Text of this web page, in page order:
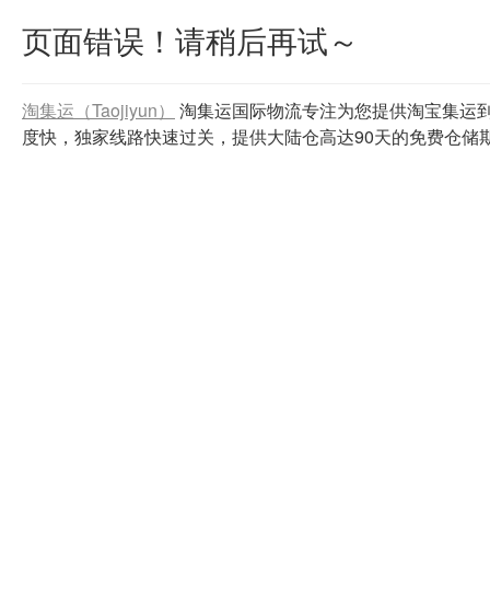
页面错误！请稍后再试～
淘集运（Taojiyun）
淘集运国际物流专注为您提供淘宝集运
度快，独家线路快速过关，提供大陆仓高达90天的免费仓储